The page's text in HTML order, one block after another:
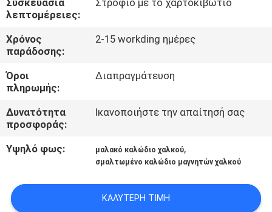
ΜΑΣ
ΕΛΆΤΕ
ΣΕ
ΕΠΑΦΉ
ΕΙΔΉΣΕΙΣ
ΖΗΤΉΣΤΕ
Συσκευασία
λεπτομέρειες:
Στροφίο με το χαρτοκιβώτιο
Χρόνος
παράδοσης:
2-15 workding ημέρες
Όροι
πληρωμής:
Διαπραγμάτευση
Δυνατότητα
προσφοράς:
Ικανοποιήστε την απαίτησή σας
Υψηλό φως: μαλακό καλώδιο χαλκού,
σμαλτωμένο καλώδιο μαγνητών χαλκού
ΚΑΛΎΤΕΡΗ ΤΙΜΉ